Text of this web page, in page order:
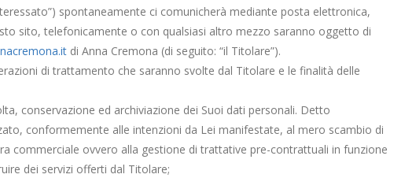
spontaneamente ci comunicherà mediante posta elettronica,
sito, telefonicamente o con qualsiasi altro mezzo saranno oggetto di
di Anna Cremona (di seguito: “il Titolare”).
di trattamento che saranno svolte dal Titolare e le finalità delle
conservazione ed archiviazione dei Suoi dati personali. Detto
conformemente alle intenzioni da Lei manifestate, al mero scambio di
commerciale ovvero alla gestione di trattative pre-contrattuali in funzione
dei servizi offerti dal Titolare;